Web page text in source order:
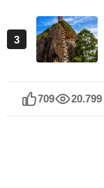
3
709 20.799